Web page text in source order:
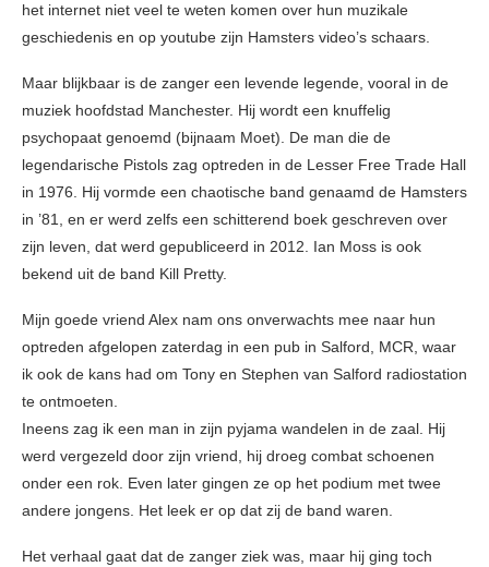
het internet niet veel te weten komen over hun muzikale
geschiedenis en op youtube zijn Hamsters video’s schaars.
Maar blijkbaar is de zanger een levende legende, vooral in de
muziek hoofdstad Manchester. Hij wordt een knuffelig
psychopaat genoemd (bijnaam Moet). De man die de
legendarische Pistols zag optreden in de Lesser Free Trade Hall
in 1976. Hij vormde een chaotische band genaamd de Hamsters
in ’81, en er werd zelfs een schitterend boek geschreven over
zijn leven, dat werd gepubliceerd in 2012. Ian Moss is ook
bekend uit de band Kill Pretty.
Mijn goede vriend Alex nam ons onverwachts mee naar hun
optreden afgelopen zaterdag in een pub in Salford, MCR, waar
ik ook de kans had om Tony en Stephen van Salford radiostation
te ontmoeten.
Ineens zag ik een man in zijn pyjama wandelen in de zaal. Hij
werd vergezeld door zijn vriend, hij droeg combat schoenen
onder een rok. Even later gingen ze op het podium met twee
andere jongens. Het leek er op dat zij de band waren.
Het verhaal gaat dat de zanger ziek was, maar hij ging toch